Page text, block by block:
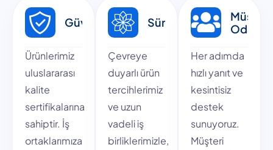
Güvenilirlik
Ürünlerimiz
uluslararası
kalite
sertifikalarına
sahiptir. İş
ortaklarımıza
Sürdürülebilirlik
Çevreye
duyarlı ürün
tercihlerimiz
ve uzun
vadeli iş
birliklerimizle,
Müşteri
Her adımda
hızlı yanıt ve
kesintisiz
destek
sunuyoruz.
Müşteri